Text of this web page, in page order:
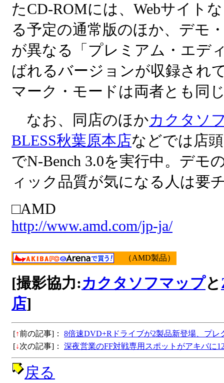
たCD-ROMには、Webサイト
る予定の通常版のほか、デモ
が異なる「プレミアム・エデ
ばれるバージョンが収録され
マーク・モードは両者とも同
なお、同店のほかカクタソ
BLESS秋葉原本店などでは店
でN-Bench 3.0を実行中。デモ
ィック品質が気になる人は要
□AMD
http://www.amd.com/jp-ja/
（AMD製品）
[撮影協力:カクタソフマップと
店]
[↑前の記事]：
8倍速DVD+Rドライブが2製品新登場、プレ
[↓次の記事]： 深夜営業のFF対戦専用スポットがアキバに
戻る